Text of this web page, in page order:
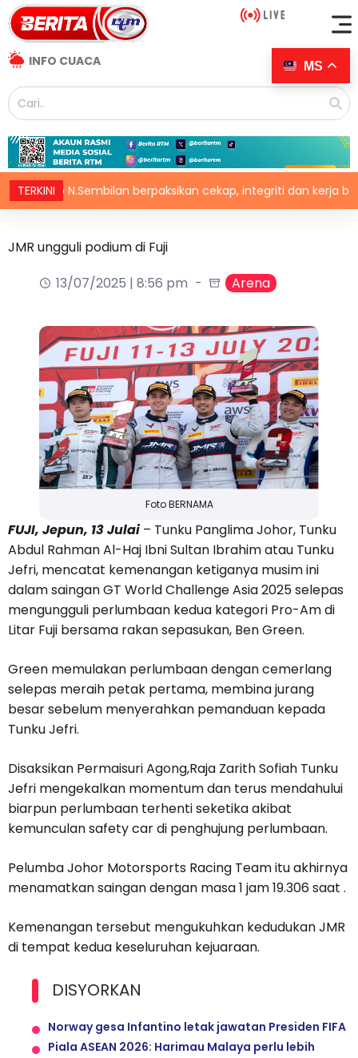
INFO CUACA
TERKINI
N.Sembilan berpaksikan cekap, integriti dan kerja
JMR ungguli podium di Fuji
13/07/2025 | 8:56 pm
Arena
Foto BERNAMA
FUJI, Jepun, 13 Julai– Tunku Panglima Johor, Tunku
Abdul Rahman Al-Haj Ibni Sultan Ibrahim atau Tunku
Jefri, mencatat kemenangan ketiganya musim ini
dalam saingan GT World Challenge Asia 2025 selepas
mengungguli perlumbaan kedua kategori Pro-Am di
Litar Fuji bersama rakan sepasukan, Ben Green.
Green memulakan perlumbaan dengan cemerlang
selepas meraih petak pertama, membina jurang
besar sebelum menyerahkan pemanduan kepada
Tunku Jefri.
Disaksikan Permaisuri Agong,Raja Zarith Sofiah Tunku
Jefri mengekalkan momentum dan terus mendahului
biarpun perlumbaan terhenti seketika akibat
kemunculan safety car di penghujung perlumbaan.
Pelumba Johor Motorsports Racing Team itu akhirnya
menamatkan saingan dengan masa 1 jam 19.306 saat .
Kemenangan tersebut mengukuhkan kedudukan JMR
di tempat kedua keseluruhan kejuaraan.
DISYORKAN
Norway gesa Infantino letak jawatan Presiden FIFA
Piala ASEAN 2026: Harimau Malaya perlu lebih
MS